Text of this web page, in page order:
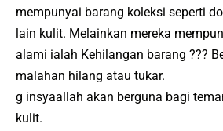
mempunyai barang koleksi seperti
lain kulit. Melainkan mereka
alami ialah Kehilangan barang ???
malahan hilang atau tukar.
g insyaallah akan berguna bagi
kulit.